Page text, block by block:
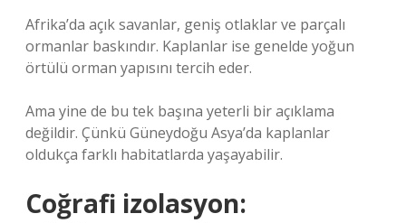
Afrika’da açık savanlar, geniş otlaklar ve parçalı
ormanlar baskındır. Kaplanlar ise genelde yoğun
örtülü orman yapısını tercih eder.
Ama yine de bu tek başına yeterli bir açıklama
değildir. Çünkü Güneydoğu Asya’da kaplanlar
oldukça farklı habitatlarda yaşayabilir.
Coğrafi izolasyon: